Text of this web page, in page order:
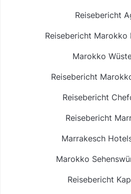
Reisebericht
Reisebericht Marokko
Marokko
Reisebericht
Reisebericht
Reisebericht
Marrakesch
Marokko
Reisebericht